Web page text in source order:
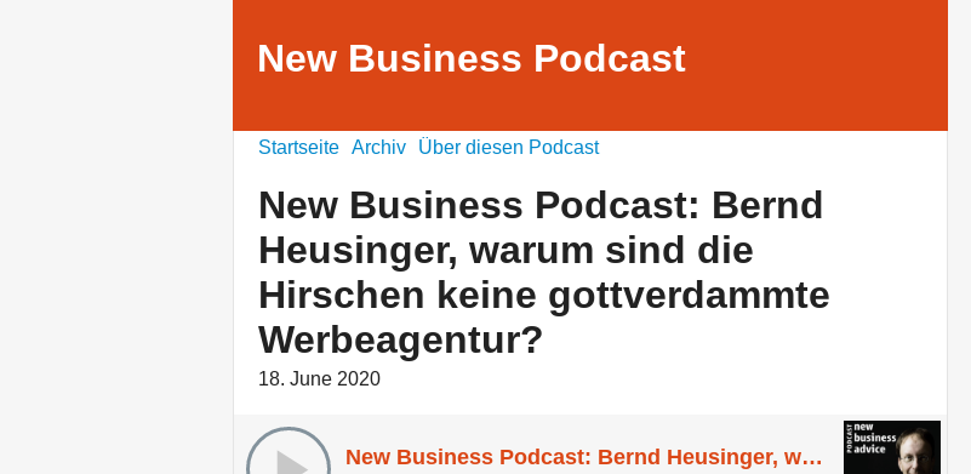
New Business Podcast
Startseite Archiv Über diesen Podcast
New Business Podcast: Bernd
Heusinger, warum sind die
Hirschen keine gottverdammte
Werbeagentur?
18. June 2020
New Business Podcast: Bernd Heusinger, warum sind die Hirschen keine gottverdammte Werbeagentur?